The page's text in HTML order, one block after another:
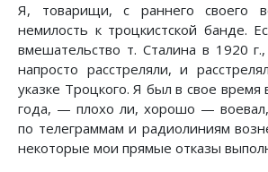
Я, товарищи, с раннего своего
немилость к троцкистской банде.
вмешательство т. Сталина в 1920
напросто расстреляли, и
указке Троцкого. Я был в свое
года, — плохо ли, хорошо —
по телеграммам и радиолиниям
некоторые мои прямые отказы